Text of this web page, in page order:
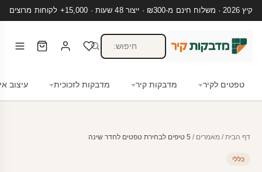
קיץ 2026 · משלוח חינם מ-₪300 · ייצור 48 שעות · 15,000+ לקוחות מרוצים
טפטים לקיר מדבקות קיר מדבקות לזכוכית עיצוב
דף הבית / מאמרים / 5 טיפים לבחירת טפטים לחדר שינה
כללי